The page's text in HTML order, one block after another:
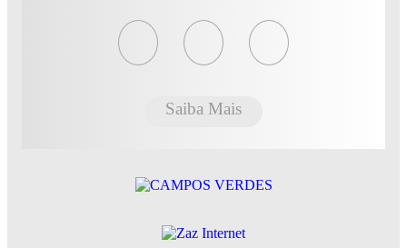
Saiba Mais